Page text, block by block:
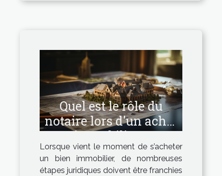
Quel est le rôle du
notaire lors d'un achat
immobilier ?
Lorsque vient le moment de s’acheter
un bien immobilier, de nombreuses
étapes juridiques doivent être franchies